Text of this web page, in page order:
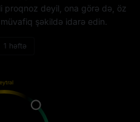
deyil, ona görə də, öz
müvafiq şəkildə idarə edin.
1 həftə